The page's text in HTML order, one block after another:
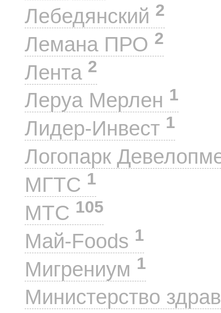
Лебедянский 2
Лемана ПРО 2
Лента 2
Леруа Мерлен 1
Лидер-Инвест 1
Логопарк
МГТС 1
МТС 105
Май-Foods 1
Мигрениум 1
Министерство